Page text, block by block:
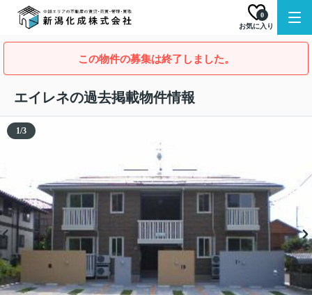
お気に入り
0
この物件の募集は終了しました。
エイレネの過去掲載物件情報
1/3